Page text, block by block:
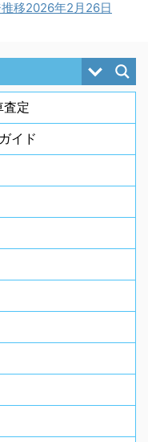
移2026年2月26日
定
イド